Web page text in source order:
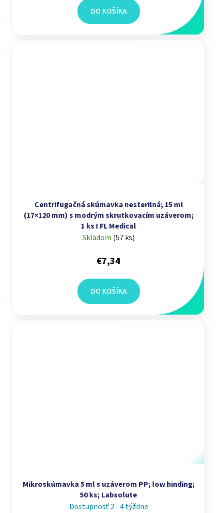
DO KOŠÍKA
Centrifugačná skúmavka nesterilná; 15 ml
(17×120 mm) s modrým skrutkovacím uzáverom;
1 ks I FL Medical
Skladom (57 ks)
€7,34
DO KOŠÍKA
Mikroskúmavka 5 ml s uzáverom PP; low binding;
50 ks; Labsolute
Dostupnosť 2 - 4 týždne